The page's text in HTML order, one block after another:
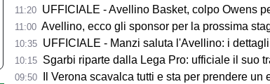
11:20 UFFICIALE - Avellino Basket, colpo Owens per
11:00 Avellino, ecco gli sponsor per la prossima
10:35 UFFICIALE - Manzi saluta l'Avellino: i
10:15 Sgarbi riparte dalla Lega Pro: ufficiale il suo
09:50 Il Verona scavalca tutti e sta per prendere un